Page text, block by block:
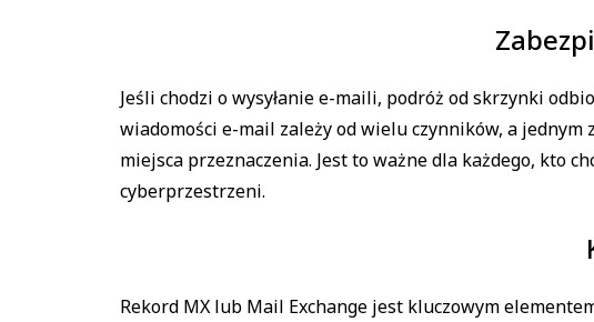
Jeśli chodzi o wysyłanie e-maili, podróż od skrzynki
wiadomości e-mail zależy od wielu czynników, a
miejsca przeznaczenia. Jest to ważne dla każdego, kto
cyberprzestrzeni.
Rekord MX lub Mail Exchange jest kluczowym